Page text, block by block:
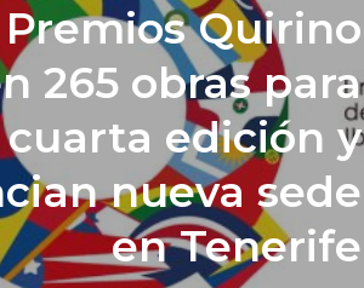
Premios Quirino
265 obras para
cuarta edición y
nueva sede
en Tenerife